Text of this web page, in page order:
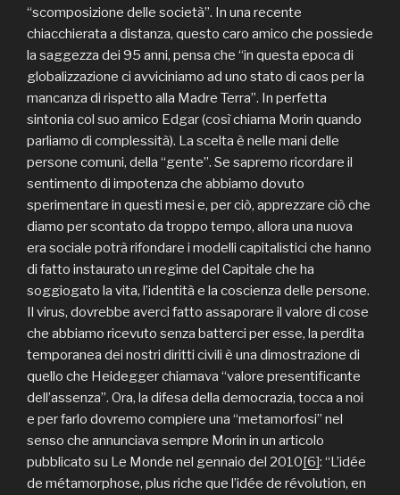
“scomposizione delle società”. In una recente
chiacchierata a distanza, questo caro amico che possiede
la saggezza dei 95 anni, pensa che “in questa epoca di
globalizzazione ci avviciniamo ad uno stato di caos per la
mancanza di rispetto alla Madre Terra”. In perfetta
sintonia col suo amico Edgar (così chiama Morin quando
parliamo di complessità). La scelta è nelle mani delle
persone comuni, della “gente”. Se sapremo ricordare il
sentimento di impotenza che abbiamo dovuto
sperimentare in questi mesi e, per ciò, apprezzare ciò che
diamo per scontato da troppo tempo, allora una nuova
era sociale potrà rifondare i modelli capitalistici che hanno
di fatto instaurato un regime del Capitale che ha
soggiogato la vita, l’identità e la coscienza delle persone.
Il virus, dovrebbe averci fatto assaporare il valore di cose
che abbiamo ricevuto senza batterci per esse, la perdita
temporanea dei nostri diritti civili è una dimostrazione di
quello che Heidegger chiamava “valore presentificante
dell’assenza”. Ora, la difesa della democrazia, tocca a noi
e per farlo dovremo compiere una “metamorfosi” nel
senso che annunciava sempre Morin in un articolo
pubblicato su Le Monde nel gennaio del 2010[6]: “L’idée
de métamorphose, plus riche que l’idée de révolution, en